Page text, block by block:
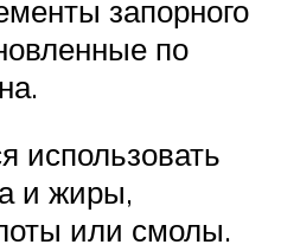
запорного
по
использовать
и жиры,
или смолы.